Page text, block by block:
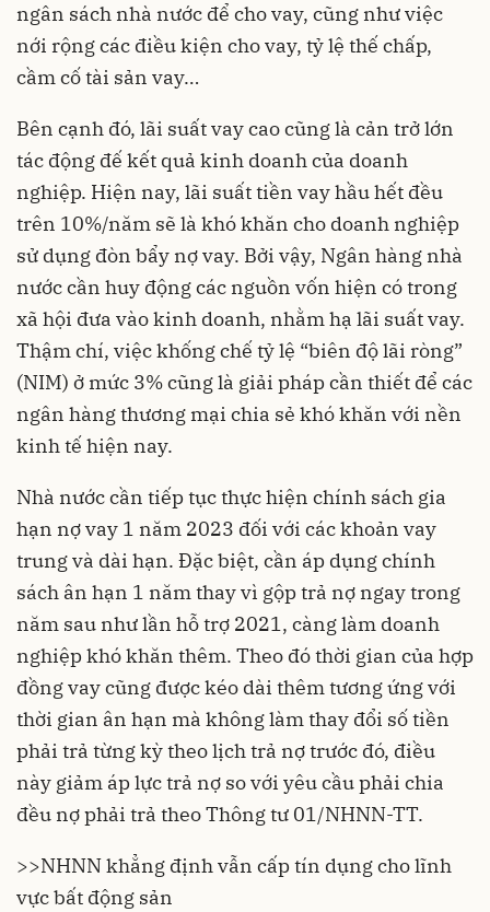
ngân sách nhà nước để cho vay, cũng như việc
nới rộng các điều kiện cho vay, tỷ lệ thế chấp,
cầm cố tài sản vay…
Bên cạnh đó, lãi suất vay caocũng là cản trở lớn
tác động đế kết quả kinh doanh của doanh
nghiệp. Hiện nay, lãi suất tiền vay hầu hết đều
trên 10%/năm sẽ là khó khăn cho doanh nghiệp
sử dụng đòn bẩy nợ vay. Bởi vậy, Ngân hàng nhà
nước cần huy động các nguồn vốn hiện có trong
xã hội đưa vào kinh doanh, nhằm hạ lãi suất vay.
Thậm chí, việc khống chế tỷ lệ “biên độ lãi ròng”
(NIM) ở mức 3% cũng là giải pháp cần thiết để các
ngân hàng thương mại chia sẻ khó khăn với nền
kinh tế hiện nay.
Nhà nước cần tiếp tục thực hiện chính sách gia
hạn nợ vay 1 năm 2023 đối với các khoản vay
trung và dài hạn. Đặc biệt, cần áp dụng chính
sách ân hạn 1 năm thay vì gộp trả nợ ngay trong
năm sau như lần hỗ trợ 2021, càng làm doanh
nghiệp khó khăn thêm. Theo đó thời gian của hợp
đồng vay cũng được kéo dài thêm tương ứng với
thời gian ân hạn mà không làm thay đổi số tiền
phải trả từng kỳ theo lịch trả nợ trước đó, điều
này giảm áp lực trả nợ so với yêu cầu phải chia
đều nợ phải trả theo Thông tư 01/NHNN-TT.
>>NHNN khẳng định vẫn cấp tín dụng cho lĩnh
vực bất động sản